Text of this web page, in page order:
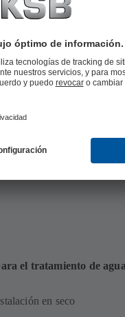
MB)
(93.5
el tratamiento de
en seco